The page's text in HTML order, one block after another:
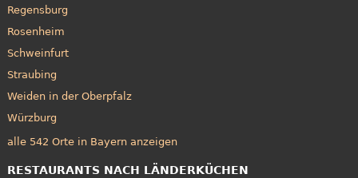
Regensburg
Rosenheim
Schweinfurt
Straubing
Weiden in der Oberpfalz
Würzburg
alle 542 Orte in Bayern anzeigen
RESTAURANTS NACH LÄNDERKÜCHEN